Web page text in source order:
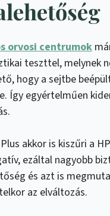
orvosi centrumok
teszttel, melynek
hogy a sejtbe
Így egyértelműen
akkor is kiszűri a
ezáltal nagyobb
és azt is
az elváltozás.